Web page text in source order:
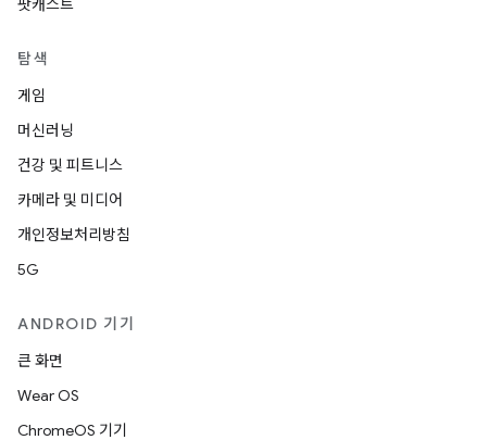
팟캐스트
탐색
게임
머신러닝
건강 및 피트니스
카메라 및 미디어
개인정보처리방침
5G
ANDROID 기기
큰 화면
Wear OS
ChromeOS 기기